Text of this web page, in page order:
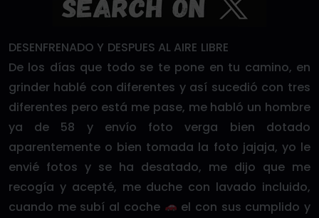
DESENFRENADO Y DESPUES AL AIRE LIBRE
De los días que todo se te pone en tu camino, en
grinder hablé con diferentes y así sucedió con tres
diferentes pero está me pase, me habló un hombre
ya de 58 y envío foto verga bien dotado
aparentemente o bien tomada la foto jajaja, yo le
envié fotos y se ha desatado, me dijo que me
recogía y acepté, me duche con lavado incluido,
cuando me subí al coche
el con sus cumplido y